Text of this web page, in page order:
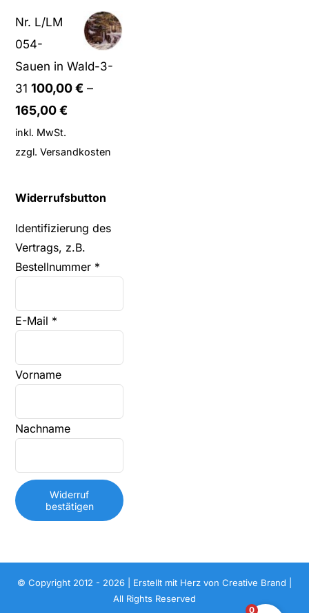
Nr. L/LM
054-
Sauen in Wald-3-
31 100,00€ –
165,00€
inkl. MwSt.
zzgl.Versandkosten
Widerrufsbutton
Identifizierung des
Vertrags, z.B.
Bestellnummer *
E-Mail *
E-
(wiederholen)
Vorname
Nachname
Widerruf
bestätigen
© Copyright 2012 - 2026 | Erstellt mit Herz von Creative Brand
All Rights Reserved
0